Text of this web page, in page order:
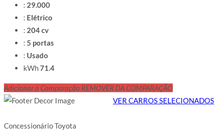
: 29.000
: Elétrico
: 204 cv
: 5 portas
: Usado
kWh71.4
Adicionar à Comparação REMOVER DA COMPARAÇÃO
VER CARROS SELECIONADOS
Concessionário Toyota